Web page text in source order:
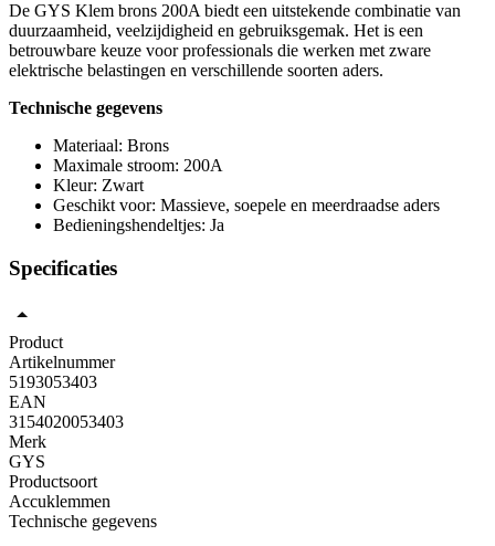
De GYS Klem brons 200A biedt een uitstekende combinatie van
duurzaamheid, veelzijdigheid en gebruiksgemak. Het is een
betrouwbare keuze voor professionals die werken met zware
elektrische belastingen en verschillende soorten aders.
Technische gegevens
Materiaal: Brons
Maximale stroom: 200A
Kleur: Zwart
Geschikt voor: Massieve, soepele en meerdraadse aders
Bedieningshendeltjes: Ja
Specificaties
Product
Artikelnummer
5193053403
EAN
3154020053403
Merk
GYS
Productsoort
Accuklemmen
Technische gegevens